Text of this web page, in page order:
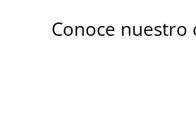
Conoce nuestro